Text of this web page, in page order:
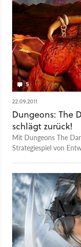
5
22.09.2011
Dungeons: The
schlägt zurück!
Mit Dungeons The
Strategiespiel von